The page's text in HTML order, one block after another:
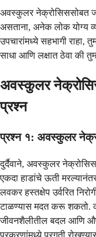
अवस्कुलर नेक्रोसिससोबत
असताना, अनेक लोक योग्य
उपचारांमध्ये सहभागी राहा,
साधा आणि लक्षात ठेवा की
अवस्कुलर
प्रश्न
प्रश्न १: अवस्कुलर
दुर्दैवाने, अवस्कुलर
एकदा हाडांचे ऊती
लवकर हस्तक्षेप उर्वरित
टाळण्यास मदत करू शकतो.
जीवनशैलीतील बदल आणि
प्रकरणांमध्ये प्रगती